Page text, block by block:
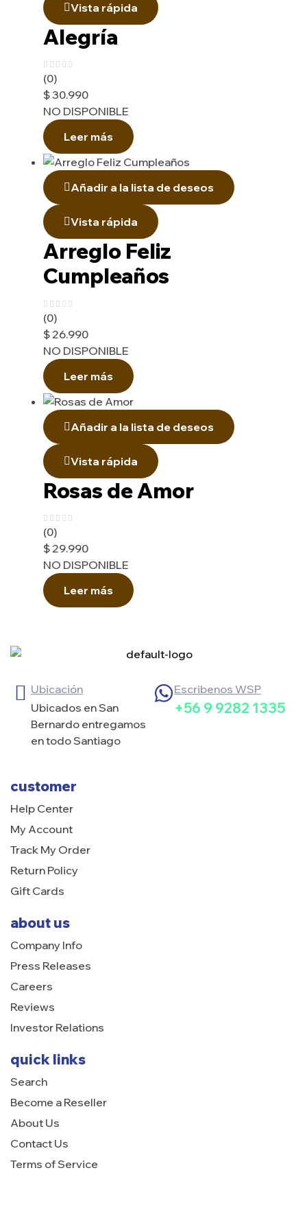
Vista rápida
Alegría
(0)
$30.990
NO DISPONIBLE
Leer más
Añadir a la lista de deseos
Vista rápida
Arreglo Feliz
Cumpleaños
(0)
$ 26.990
NO DISPONIBLE
Leer más
Añadir a la lista de deseos
Vista rápida
Rosas de Amor
(0)
$ 29.990
NO DISPONIBLE
Leer más
customer
Help Center
My Account
Track My Order
Return Policy
Gift Cards
about us
Company Info
Press Releases
Careers
Reviews
Investor Relations
quick links
Search
Become a Reseller
About Us
Contact Us
Terms of Service
Ubicación
Ubicados en San
Bernardo entregamos
en todo Santiago
Escribenos WSP
+56 9 9282 1335